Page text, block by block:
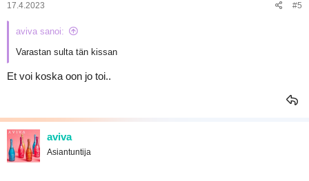
17.4.2023 #5
aviva sanoi:
Varastan sulta tän kissan
Et voi koska oon jo toi..
aviva
Asiantuntija